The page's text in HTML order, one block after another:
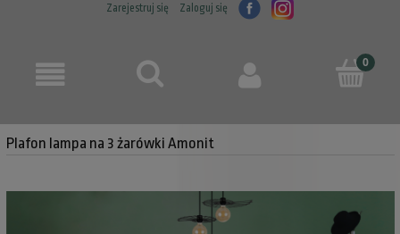
Zarejestruj się Zaloguj się
Plafon lampa na 3 żarówki Amonit